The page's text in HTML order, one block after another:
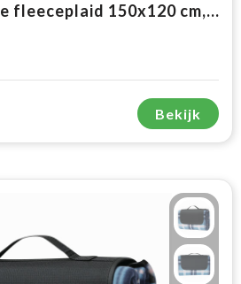
Sherpa sublimatie fleeceplaid 150x120 cm, 300 gr/m²
Bekijk